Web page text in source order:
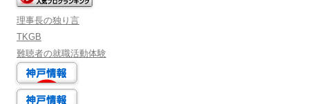
理事長の独り言
TKGB
難聴者の就職活動体験